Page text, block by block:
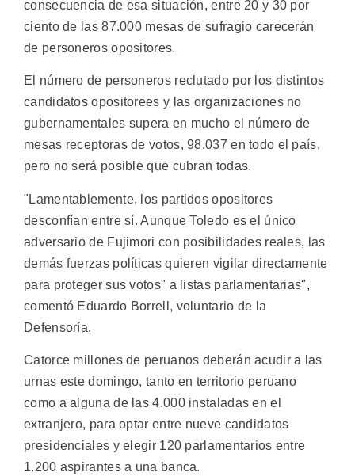
consecuencia de esa situación, entre 20 y 30 por
ciento de las 87.000 mesas de sufragio carecerán
de personeros opositores.
El número de personeros reclutado por los distintos
candidatos opositorees y las organizaciones no
gubernamentales supera en mucho el número de
mesas receptoras de votos, 98.037 en todo el país,
pero no será posible que cubran todas.
"Lamentablemente, los partidos opositores
desconfían entre sí. Aunque Toledo es el único
adversario de Fujimori con posibilidades reales, las
demás fuerzas políticas quieren vigilar directamente
para proteger sus votos" a listas parlamentarias",
comentó Eduardo Borrell, voluntario de la
Defensoría.
Catorce millones de peruanos deberán acudir a las
urnas este domingo, tanto en territorio peruano
como a alguna de las 4.000 instaladas en el
extranjero, para optar entre nueve candidatos
presidenciales y elegir 120 parlamentarios entre
1.200 aspirantes a una banca.